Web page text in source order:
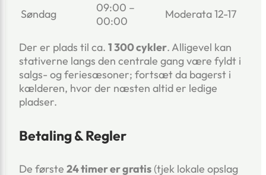
Søndag
09:00 –
00:00
Moderata 12-17
Der er plads til ca. 1 300 cykler. Alligevel kan
stativerne langs den centrale gang være fyldt i
salgs- og feriesæsoner; fortsæt da bagerst i
kælderen, hvor der næsten altid er ledige
pladser.
Betaling & Regler
De første 24 timer er gratis (tjek lokale opslag